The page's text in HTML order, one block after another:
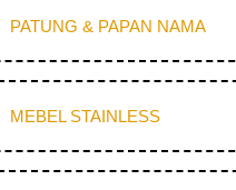
PATUNG & PAPAN NAMA
MEBEL STAINLESS